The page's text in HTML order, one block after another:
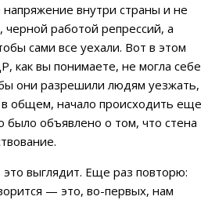
внутри страны и не
черной работой репрессий, а
сами все уехали. Вот в этом
как вы понимаете, не могла себе
бы они разрешили людям уезжать,
общем, начало происходить еще
было объявлено о том, что стена
это выглядит. Еще раз повторю:
— это, во-первых, нам